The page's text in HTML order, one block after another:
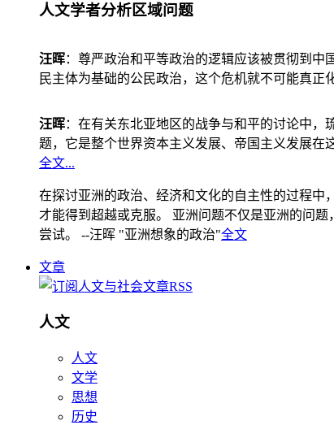
人文学者分析区域问题
汪晖：尊严政治和平等政治的逻辑应该被贯彻到
民主体为基础的公民政治，这个危机就不可能真正
汪晖：在有关东北亚地区的战争与和平的讨论中
题，它是整个世界资本主义发展、帝国主义发展在
全文...
在探讨亚洲的政治、经济和文化的自主性的过程中
才能得到超越或克服。 亚洲问题不仅是亚洲的问
尝试。 --汪晖 "亚洲想象的政治"全文
文章
人文
人文
文学
思想
历史